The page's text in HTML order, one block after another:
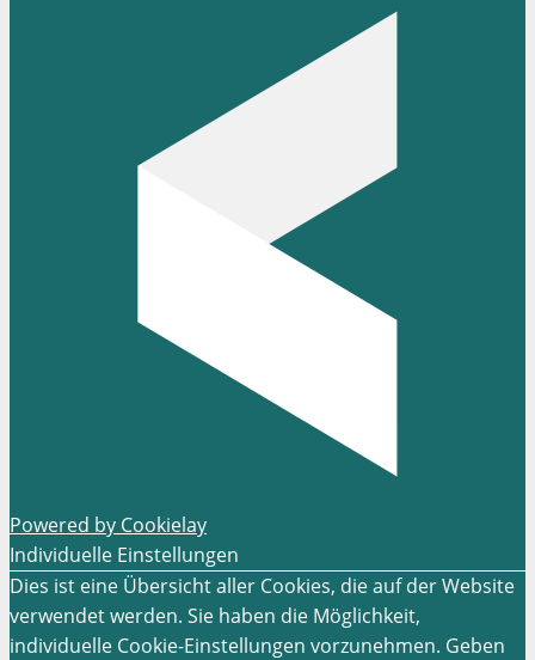
Powered by Cookielay
Individuelle Einstellungen
Dies ist eine Übersicht aller Cookies, die auf der Website
verwendet werden. Sie haben die Möglichkeit,
individuelle Cookie-Einstellungen vorzunehmen. Geben